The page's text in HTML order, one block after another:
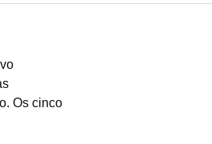
Os cinco